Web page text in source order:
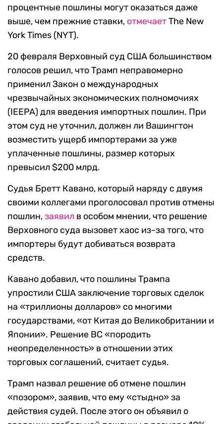
процентные пошлины могут оказаться даже
выше, чем прежние ставки, отмечаетThe New
York Times (NYT).
20 февраля Верховный суд США большинством
голосов решил, что Трамп неправомерно
применил Закон о международных
чрезвычайных экономических полномочиях
(IEEPA) для введения импортных пошлин. При
этом суд не уточнил, должен ли Вашингтон
возместить ущерб импортерами за уже
уплаченные пошлины, размер которых
превысил $200 млрд.
Судья Бретт Кавано, который наряду с двумя
своими коллегами проголосовал против отмены
пошлин,заявил в особом мнении, что решение
Верховного суда вызовет хаос из-за того, что
импортеры будут добиваться возврата
средств.
Кавано добавил, что пошлины Трампа
упростили США заключение торговых сделок
на «триллионы долларов» со многими
государствами, «от Китая до Великобритании и
Японии». Решение ВС «породить
неопределенность» в отношении этих
торговых соглашений, считает судья.
Трамп назвал решение об отмене пошлин
«позором», заявив, что ему «стыдно» за
действия судей. После этого он объявил о